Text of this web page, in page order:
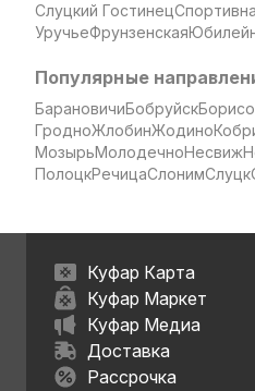
Слуцкий Гостинец
УручьеФрунзенская
Популярные
БарановичиБобруйск
ГродноЖлобинЖодино
МозырьМолодечноНесвиж
ПолоцкРечицаСлонимСлуцк
Куфар Карта
Куфар Маркет
Куфар Медиа
Доставка
Рассрочка